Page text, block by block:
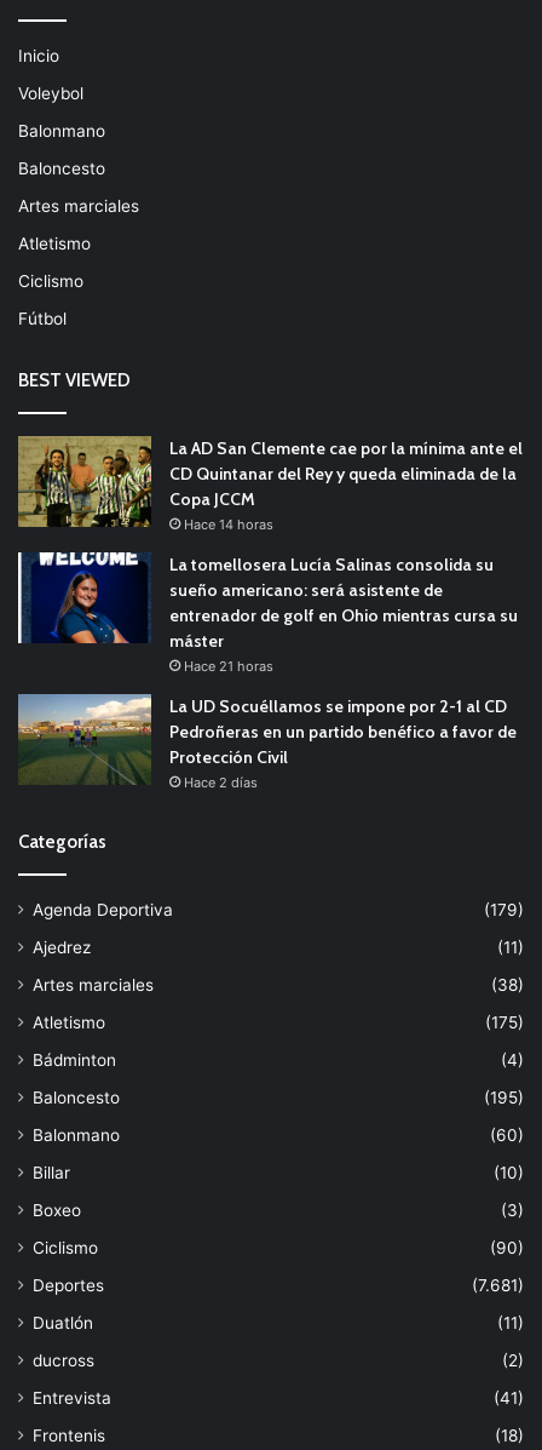
Inicio
Voleybol
Balonmano
Baloncesto
Artes marciales
Atletismo
Ciclismo
Fútbol
BEST VIEWED
La AD San Clemente cae por la mínima ante el
CD Quintanar del Rey y queda eliminada de la
Copa JCCM
Hace 14 horas
La tomellosera Lucía Salinas consolida su
sueño americano: será asistente de
entrenador de golf en Ohio mientras cursa su
máster
Hace 21 horas
La UD Socuéllamos se impone por 2-1 al CD
Pedroñeras en un partido benéfico a favor de
Protección Civil
Hace 2 días
Categorías
Agenda Deportiva
(179)
Ajedrez
(11)
Artes marciales
(38)
Atletismo
(175)
Bádminton
(4)
Baloncesto
(195)
Balonmano
(60)
Billar
(10)
Boxeo
(3)
Ciclismo
(90)
Deportes
(7.681)
Duatlón
(11)
ducross
(2)
Entrevista
(41)
Frontenis
(18)